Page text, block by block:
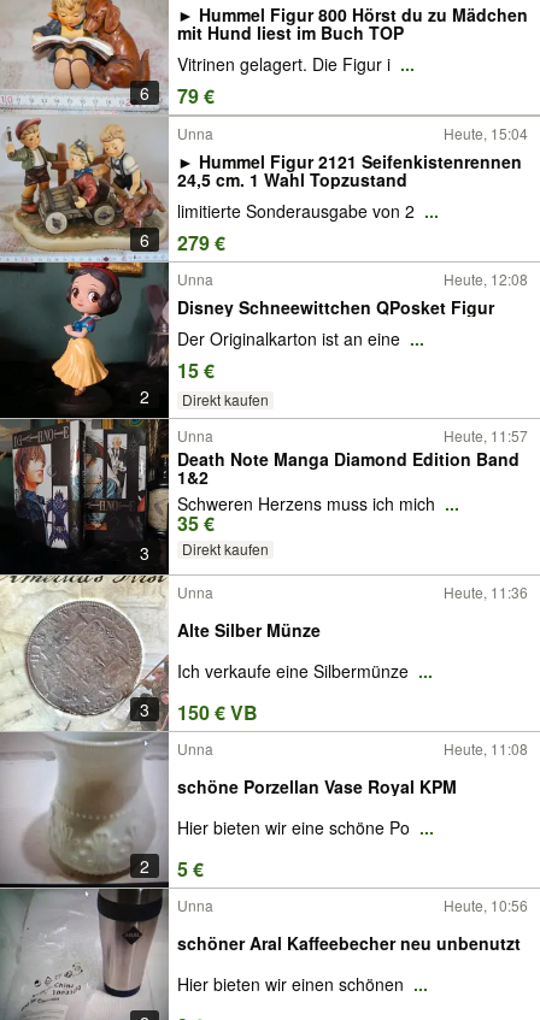
6
► Hummel Figur 800 Hörst du zu Mädchen
mit Hund liest im Buch TOP
Vitrinen gelagert. Die Figur i ...
79 €
6
Unna Heute, 15:04
► Hummel Figur 2121 Seifenkistenrennen
24,5 cm. 1 Wahl Topzustand
limitierte Sonderausgabe von 2 ...
279 €
2
Unna Heute, 12:08
Disney Schneewittchen QPosket Figur
Der Originalkarton ist an eine ...
15 €
Direkt kaufen
3
Unna Heute, 11:57
Death Note Manga Diamond Edition Band
1&2
Schweren Herzens muss ich mich ...
35 €
Direkt kaufen
3
Unna Heute, 11:36
Alte Silber Münze
Ich verkaufe eine Silbermünze ...
150 € VB
2
Unna Heute, 11:08
schöne Porzellan Vase Royal KPM
Hier bieten wir eine schöne Po ...
5 €
Unna Heute, 10:56
schöner Aral Kaffeebecher neu unbenutzt
Hier bieten wir einen schönen ...